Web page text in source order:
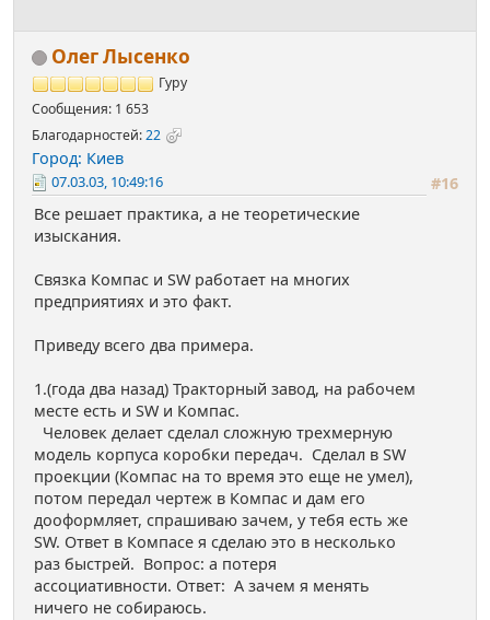
Олег Лысенко
Гуру
Сообщения: 1 653
Благодарностей:22
Город: Киев
#16
07.03.03, 10:49:16
Все решает практика, а не теоретические
изыскания.
Связка Компас и SW работает на многих
предприятиях и это факт.
Приведу всего два примера.
1.(года два назад) Тракторный завод, на рабочем
месте есть и SW и Компас.
Человек делает сделал сложную трехмерную
модель корпуса коробки передач. Сделал в SW
проекции (Компас на то время это еще не умел),
потом передал чертеж в Компас и дам его
дооформляет, спрашиваю зачем, у тебя есть же
SW. Ответ в Компасе я сделаю это в несколько
раз быстрей. Вопрос: а потеря
ассоциативности. Ответ: А зачем я менять
ничего не собираюсь.